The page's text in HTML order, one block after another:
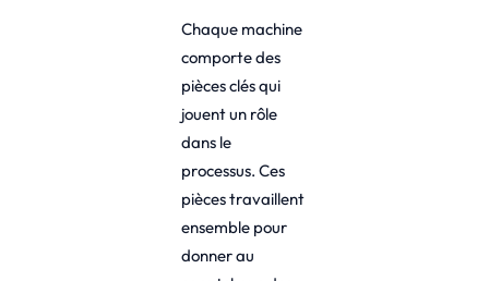
Chaque machine
comporte des
pièces clés qui
jouent un rôle
dans le
processus. Ces
pièces travaillent
ensemble pour
donner au